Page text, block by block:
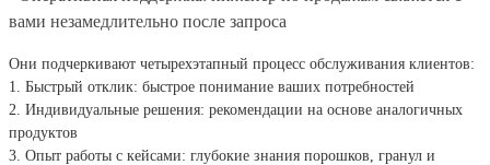
вами незамедлительно после запроса
Они подчеркивают четырехэтапный процесс обслуживания клиентов:
1. Быстрый отклик: быстрое понимание ваших потребностей
2. Индивидуальные решения: рекомендации на основе аналогичных
продуктов
3. Опыт работы с кейсами: глубокие знания порошков, гранул и